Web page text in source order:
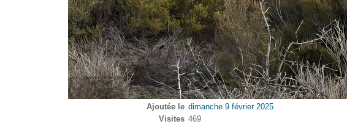
Ajoutée le dimanche 9 février 2025
Visites 469